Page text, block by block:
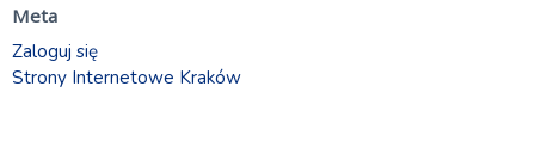
Meta
Zaloguj się
Strony Internetowe Kraków